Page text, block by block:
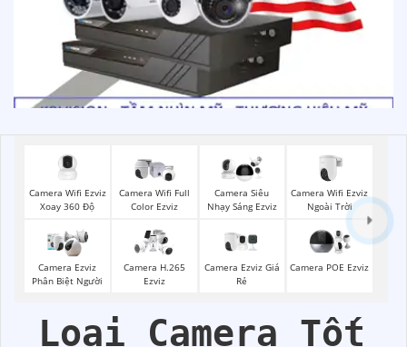
Camera Wifi Ezviz
Xoay 360 Độ
Camera Wifi Full
Color Ezviz
Camera Siêu
Nhạy Sáng Ezviz
Camera Wifi Ezviz
Ngoài Trời
Camera Ezviz
Phân Biệt Người
Camera H.265
Ezviz
Camera Ezviz Giá
Rẻ
Camera POE Ezviz
Loại Camera Tốt